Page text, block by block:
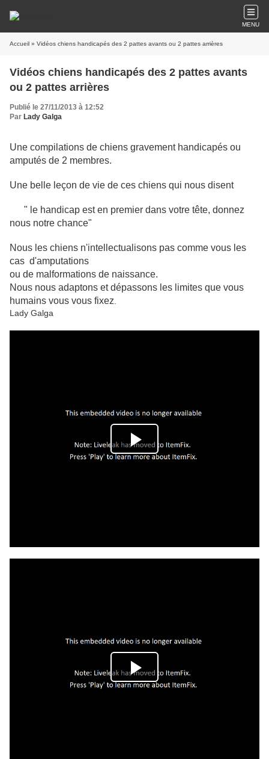
MENU
Accueil » Vidéos chiens handicapés des 2 pattes avants ou 2 pattes arrières
Vidéos chiens handicapés des 2 pattes avants
ou 2 pattes arrières
Publié le 27/11/2013 à 12:52
Par Lady Galga
Une compilations de chiens gravement handicapés ou
amputés de 2 membres.
Une belle leçon de vie de ces chiens qui nous disent
" le handicap est en premier dans votre tête, donnez
nous notre chance"
Nous les chiens n'intellectualisons pas comme vous les
cas d'amputations
ou de malformations de naissance.
Nous nous adaptons et dépassons les limites que vous
humains vous vous fixez
Lady Galga